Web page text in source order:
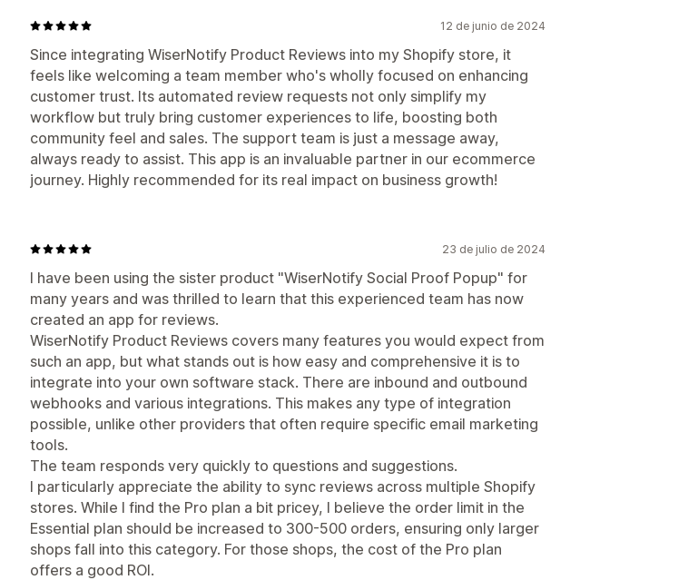
12 de junio de 2024
Since integrating WiserNotify Product Reviews into my Shopify store, it
feels like welcoming a team member who's wholly focused on enhancing
customer trust. Its automated review requests not only simplify my
workflow but truly bring customer experiences to life, boosting both
community feel and sales. The support team is just a message away,
always ready to assist. This app is an invaluable partner in our ecommerce
journey. Highly recommended for its real impact on business growth!
23 de julio de 2024
I have been using the sister product "WiserNotify Social Proof Popup" for
many years and was thrilled to learn that this experienced team has now
created an app for reviews.
WiserNotify Product Reviews covers many features you would expect from
such an app, but what stands out is how easy and comprehensive it is to
integrate into your own software stack. There are inbound and outbound
webhooks and various integrations. This makes any type of integration
possible, unlike other providers that often require specific email marketing
tools.
The team responds very quickly to questions and suggestions.
I particularly appreciate the ability to sync reviews across multiple Shopify
stores. While I find the Pro plan a bit pricey, I believe the order limit in the
Essential plan should be increased to 300-500 orders, ensuring only larger
shops fall into this category. For those shops, the cost of the Pro plan
offers a good ROI.